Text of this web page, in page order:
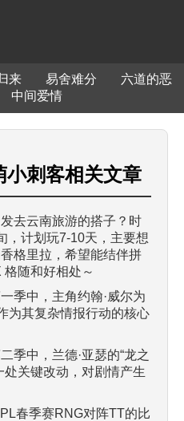
来 易舍难分
六道的恶
中间爱情
小刺客相关文章
去云南旅游的搭子？时
，计划玩7-10天，主要想
格里拉，希望能结伴拼
随和好相处～
季中，主角约翰·威尔为
为其复杂情报行动的核心
季中，兰德·亚瑟的“龙之
处关键改动，对剧情产生
春季赛RNG对阵TT的比